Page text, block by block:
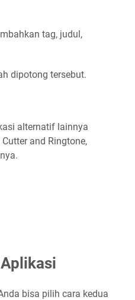
tag, judul,
dipotong tersebut.
alternatif lainnya
and Ringtone,
bisa pilih cara kedua